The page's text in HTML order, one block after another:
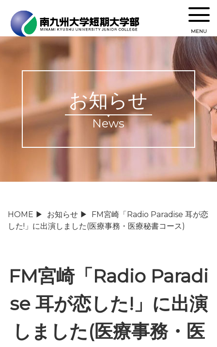
MENU
お知らせ
News
HOME ▶ お知らせ ▶
FM宮崎「Radio Paradise 耳が恋
した!」に出演しました(医療事務・医療秘書コース)
FM宮崎「Radio Paradi
se 耳が恋した!」に出演
しました(医療事務・医